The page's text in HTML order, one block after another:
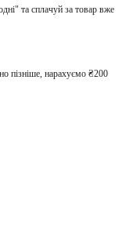
та сплачуй за товар вже
пізніше, нарахуємо ₴200